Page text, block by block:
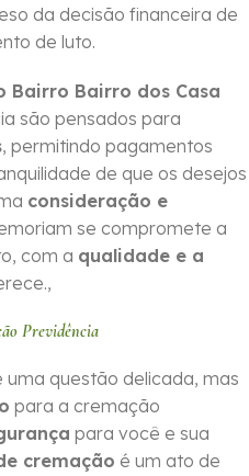
da decisão financeira de
de luto.
Bairro Bairro dos Casa
são pensados para
, permitindo pagamentos
de que os desejos
consideração e
se compromete a
com a qualidade e a
Previdência
uma questão delicada, mas
para a cremação
para você e sua
cremação é um ato de